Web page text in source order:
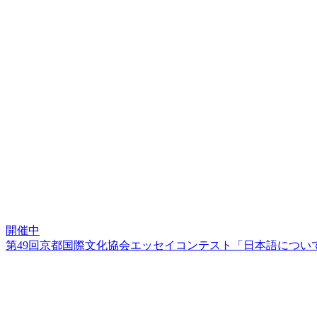
開催中
第49回京都国際文化協会エッセイコンテスト「日本語につい